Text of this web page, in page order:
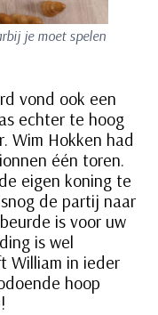
je moet spelen
vond ook een
echter te hoog
Wim Hokken had
één toren.
eigen koning te
de partij naar
is voor uw
is wel
William in ieder
hoop